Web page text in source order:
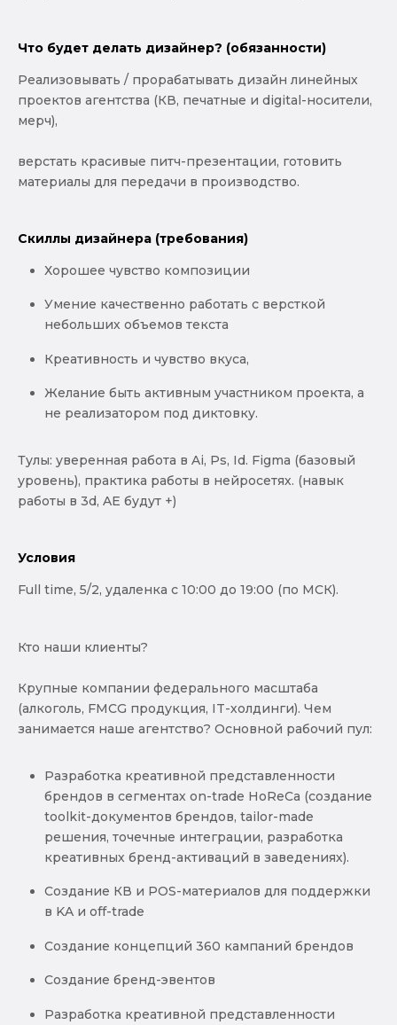
Что будет делать дизайнер? (обязанности)
Реализовывать / прорабатывать дизайн линейных
проектов агентства (КВ, печатные и digital-носители,
мерч),
верстать красивые питч-презентации, готовить
материалы для передачи в производство.
Скиллы дизайнера (требования)
Хорошее чувство композиции
Умение качественно работать с версткой
небольших объемов текста
Креативность и чувство вкуса,
Желание быть активным участником проекта, а
не реализатором под диктовку.
Тулы: уверенная работа в Ai, Ps, Id. Figma (базовый
уровень), практика работы в нейросетях. (навык
работы в 3d, AE будут +)
Условия
Full time, 5/2, удаленка с 10:00 до 19:00 (по МСК).
Кто наши клиенты?
Крупные компании федерального масштаба
(алкоголь, FMCG продукция, IT-холдинги). Чем
занимается наше агентство? Основной рабочий пул:
Разработка креативной представленности
брендов в сегментах on-trade HoReCa (создание
toolkit-документов брендов, tailor-made
решения, точечные интеграции, разработка
креативных бренд-активаций в заведениях).
Создание КВ и POS-материалов для поддержки
в KA и off-trade
Создание концепций 360 кампаний брендов
Создание бренд-эвентов
Разработка креативной представленности